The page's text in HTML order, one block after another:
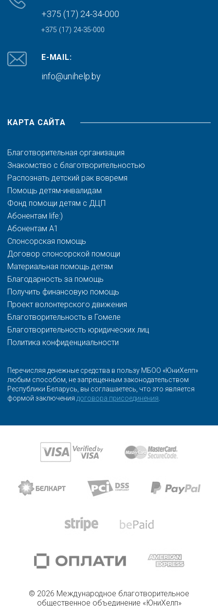
+375 (17) 24-34-000
+375 (17) 24-35-000
E-MAIL:
info@unihelp.by
КАРТА САЙТА
Благотворительная организация
Знакомство с благотворительностью
Распознать детский рак вовремя
Помощь детям-инвалидам
Фонд помощи детям с ДЦП
Абонентам life:)
Абонентам A1
Спонсорская помощь
Договор спонсорской помощи
Материальная помощь детям
Благодарность за помощь
Получить финансовую помощь
Проект волонтерского движения
Благотворительность в Гомеле
Благотворительность юридических лиц
Политика конфиденциальности
Перечисляя денежные средства в пользу МБОО «ЮниХелп»
любым способом, не запрещенным законодательством
Республики Беларусь, вы соглашаетесь, что это является
формой заключения договора присоединения
© 2026 Международное благотворительное
общественное объединение «ЮниХелп»